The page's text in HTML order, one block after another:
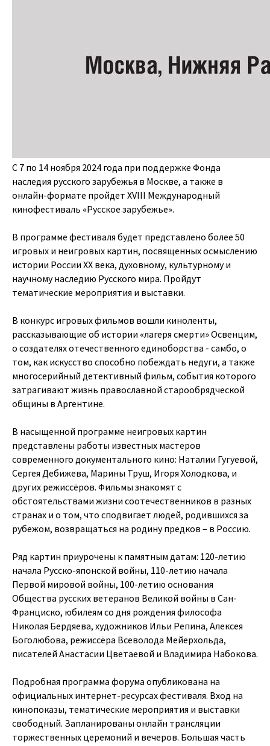
С 7 по 14 ноября 2024 года при поддержке Фонда
наследия русского зарубежья в Москве, а также в
онлайн-формате пройдет XVIII Международный
кинофестиваль «Русское зарубежье».
В программе фестиваля будет представлено более 50
игровых и неигровых картин, посвященных осмыслению
истории России ХХ века, духовному, культурному и
научному наследию Русского мира. Пройдут
тематические мероприятия и выставки.
В конкурс игровых фильмов вошли киноленты,
рассказывающие об истории «лагеря смерти» Освенцим,
о создателях отечественного единоборства - самбо, о
том, как искусство способно побеждать недуги, а также
многосерийный детективный фильм, события которого
затрагивают жизнь православной старообрядческой
общины в Аргентине.
В насыщенной программе неигровых картин
представлены работы известных мастеров
современного документального кино: Наталии Гугуевой,
Сергея Дебижева, Марины Труш, Игоря Холодкова, и
других режиссёров. Фильмы знакомят с
обстоятельствами жизни соотечественников в разных
странах и о том, что сподвигает людей, родившихся за
рубежом, возвращаться на родину предков – в Россию.
Ряд картин приурочены к памятным датам: 120-летию
начала Русско-японской войны, 110-летию начала
Первой мировой войны, 100-летию основания
Общества русских ветеранов Великой войны в Сан-
Франциско, юбилеям со дня рождения философа
Николая Бердяева, художников Ильи Репина, Алексея
Боголюбова, режиссёра Всеволода Мейерхольда,
писателей Анастасии Цветаевой и Владимира Набокова.
Подробная программа форума опубликована на
официальных интернет-ресурсах фестиваля. Вход на
кинопоказы, тематические мероприятия и выставки
свободный. Запланированы онлайн трансляции
торжественных церемоний и вечеров. Большая часть